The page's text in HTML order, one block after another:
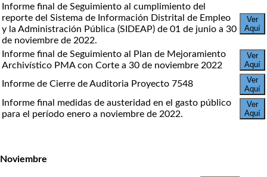
Informe final de Seguimiento al cumplimiento del
reporte del Sistema de Información Distrital de Empleo
y la Administración Pública (SIDEAP) de 01 de junio a 30
de noviembre de 2022.
Ver
Aquí
Informe final de Seguimiento al Plan de Mejoramiento
Archivístico PMA con Corte a 30 de noviembre 2022
Ver
Aquí
Informe de Cierre de Auditoria Proyecto 7548
Ver
Aquí
Informe final medidas de austeridad en el gasto público
para el período enero a noviembre de 2022.
Ver
Aquí
Noviembre